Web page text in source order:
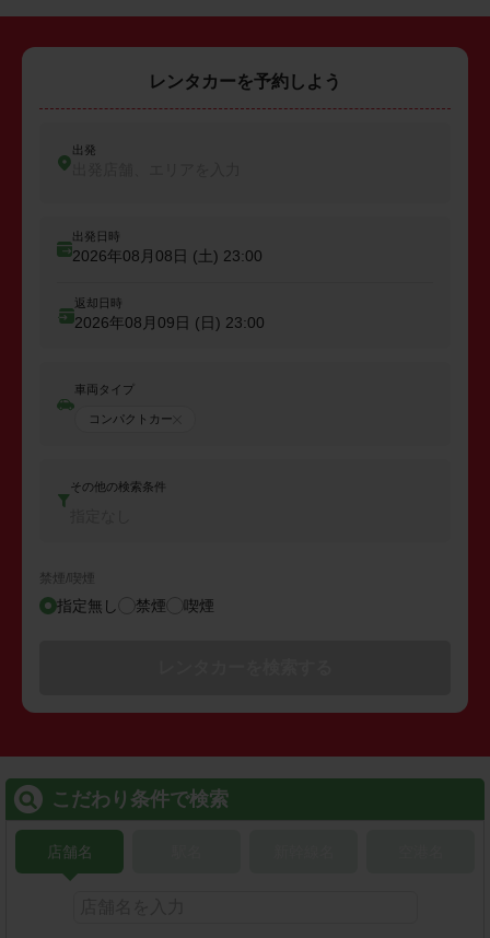
レンタカーを予約しよう
出発
出発日時
2026年08月08日 (土) 23:00
返却日時
2026年08月09日 (日) 23:00
車両タイプ
コンパクトカー
その他の検索条件
禁煙/喫煙
指定無し 禁煙 喫煙
こだわり条件で検索
店舗名